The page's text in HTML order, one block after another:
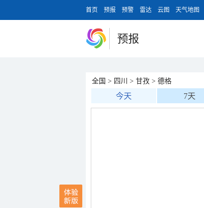
首页 预报 预警 雷达 云图 天气地图
预报
全国 > 四川 > 甘孜 > 德格
今天 7天